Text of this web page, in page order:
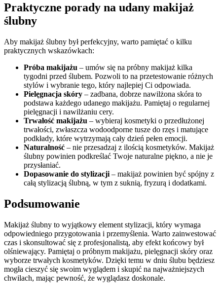
Praktyczne porady na udany makijaż
ślubny
Aby makijaż ślubny był perfekcyjny, warto pamiętać o kilku
praktycznych wskazówkach:
Próba makijażu – umów się na próbny makijaż kilka
tygodni przed ślubem. Pozwoli to na przetestowanie różnych
stylów i wybranie tego, który najlepiej Ci odpowiada.
Pielęgnacja skóry – zadbana, dobrze nawilżona skóra to
podstawa każdego udanego makijażu. Pamiętaj o regularnej
pielęgnacji i nawilżaniu cery.
Trwałość makijażu – wybieraj kosmetyki o przedłużonej
trwałości, zwłaszcza wodoodporne tusze do rzęs i matujące
podkłady, które wytrzymają cały dzień pełen emocji.
Naturalność – nie przesadzaj z ilością kosmetyków. Makijaż
ślubny powinien podkreślać Twoje naturalne piękno, a nie je
przysłaniać.
Dopasowanie do stylizacji – makijaż powinien być spójny z
całą stylizacją ślubną, w tym z suknią, fryzurą i dodatkami.
Podsumowanie
Makijaż ślubny to wyjątkowy element stylizacji, który wymaga
odpowiedniego przygotowania i przemyślenia. Warto zainwestować
czas i skonsultować się z profesjonalistą, aby efekt końcowy był
olśniewający. Pamiętaj o próbnym makijażu, pielęgnacji skóry oraz
wyborze trwałych kosmetyków. Dzięki temu w dniu ślubu będziesz
mogła cieszyć się swoim wyglądem i skupić na najważniejszych
chwilach, mając pewność, że wyglądasz doskonale.